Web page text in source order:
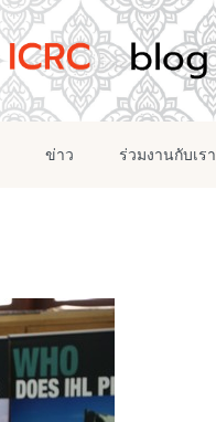
ข่าว ร่วมงานกับเรา